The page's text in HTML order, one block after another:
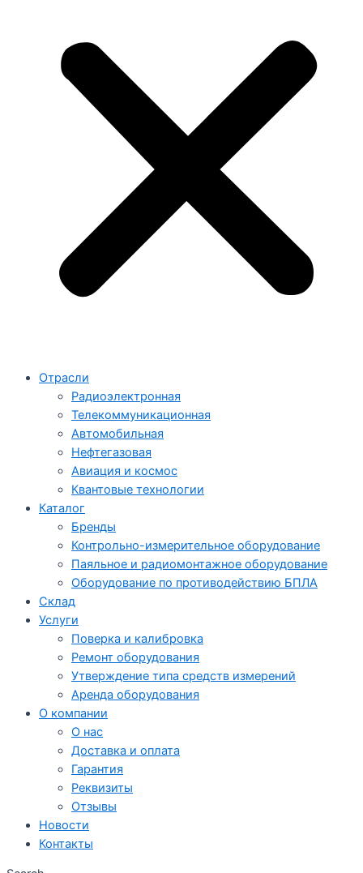
Отрасли
Радиоэлектронная
Телекоммуникационная
Автомобильная
Нефтегазовая
Авиация и космос
Квантовые технологии
Каталог
Бренды
Контрольно-измерительное оборудование
Паяльное и радиомонтажное оборудование
Оборудование по противодействию БПЛА
Склад
Услуги
Поверка и калибровка
Ремонт оборудования
Утверждение типа средств измерений
Аренда оборудования
О компании
О нас
Доставка и оплата
Гарантия
Реквизиты
Отзывы
Новости
Контакты